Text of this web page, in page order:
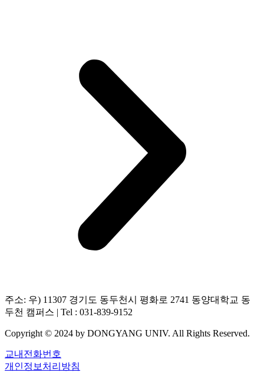
주소: 우) 11307 경기도 동두천시 평화로 2741 동양대학교 동
두천 캠퍼스 | Tel : 031-839-9152
Copyright © 2024 by DONGYANG UNIV. All Rights Reserved.
교내전화번호
개인정보처리방침